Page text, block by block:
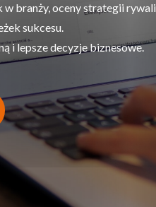
branży, oceny strategii
sukcesu.
i lepsze decyzje biznesowe.